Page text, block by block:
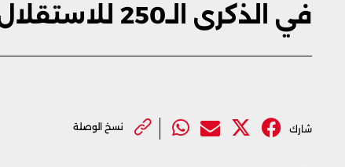
في الذكرى الـ250 للاستقلال... ترامب: لن نسمح بسقوط أميركا
شارك نسخ الوصلة